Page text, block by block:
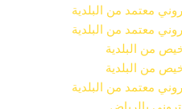
معتمد من البلدية
معتمد من البلدية
من البلدية
من البلدية
معتمد من البلدية